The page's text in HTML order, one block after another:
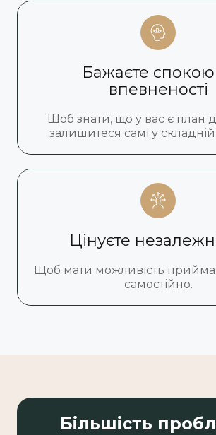
Бажаєте спокою
впевненості
Щоб знати, що у вас є план
залишитеся самі у складній
Цінуєте
Щоб мати можливість
самостійно.
Більшість